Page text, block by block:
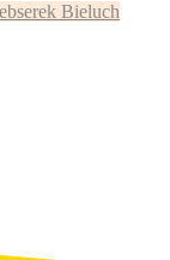
serek Bieluch